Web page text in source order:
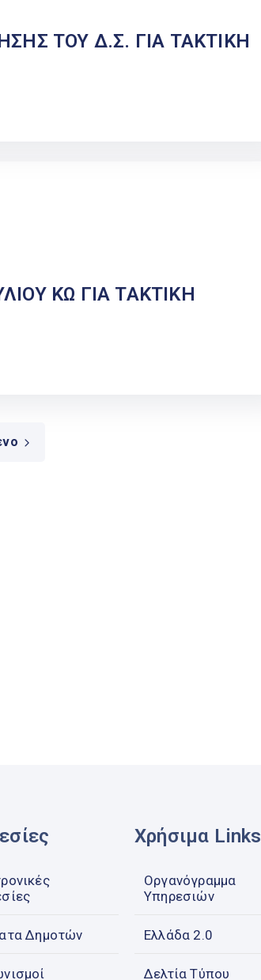
ΤΟΥ Δ.Σ. ΓΙΑ ΤΑΚΤΙΚΗ
ΚΩ ΓΙΑ ΤΑΚΤΙΚΗ
Δημοτών
Χρήσιμα Links
Οργανόγραμμα
Υπηρεσιών
Ελλάδα 2.0
Δελτία Τύπου